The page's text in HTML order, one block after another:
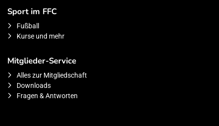
Sport im FFC
Fußball
Kurse und mehr
Mitglieder-Service
Alles zur Mitgliedschaft
Downloads
Fragen & Antworten